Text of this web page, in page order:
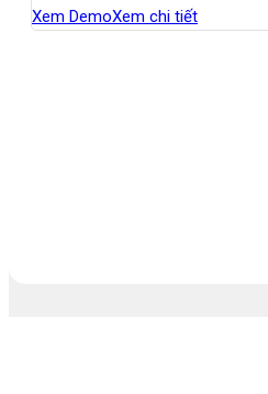
Xem DemoXem chi tiết